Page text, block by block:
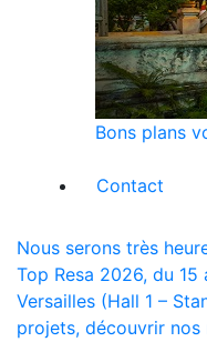
Bons plans
Contact
Nous serons très
Top Resa 2026, du
Versailles (Hall 1 –
projets, découvrir